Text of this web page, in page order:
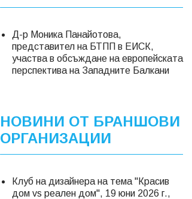
Д-р Моника Панайотова,
представител на БТПП в ЕИСК,
участва в обсъждане на европейската
перспектива на Западните Балкани
НОВИНИ ОТ БРАНШОВИ
ОРГАНИЗАЦИИ
Клуб на дизайнера на тема "Красив
дом vs реален дом", 19 юни 2026 г.,